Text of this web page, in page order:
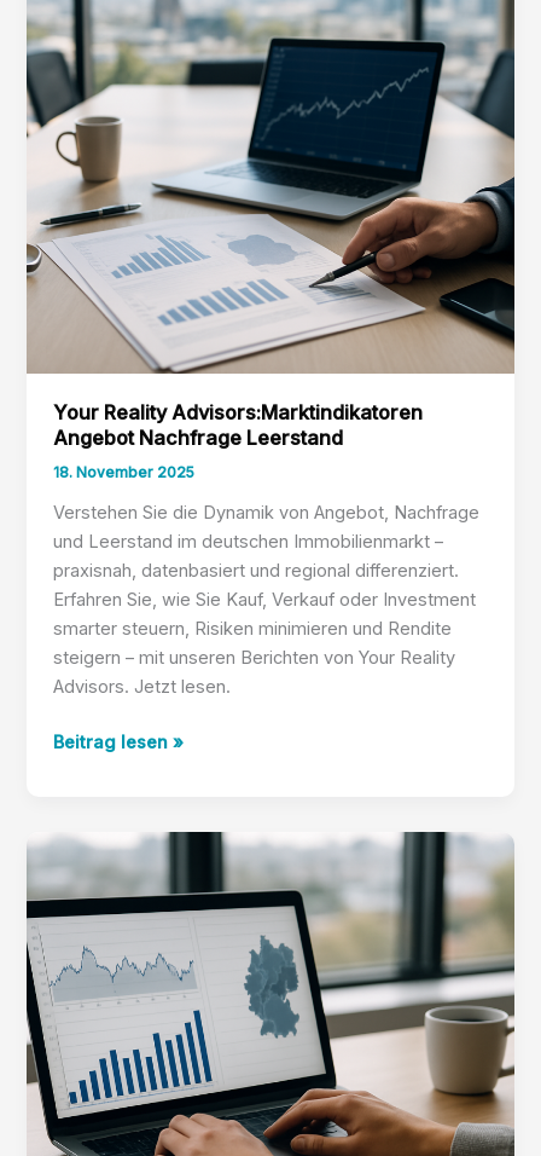
Your Reality Advisors:Marktindikatoren
Angebot Nachfrage Leerstand
18. November 2025
Verstehen Sie die Dynamik von Angebot, Nachfrage
und Leerstand im deutschen Immobilienmarkt –
praxisnah, datenbasiert und regional differenziert.
Erfahren Sie, wie Sie Kauf, Verkauf oder Investment
smarter steuern, Risiken minimieren und Rendite
steigern – mit unseren Berichten von Your Reality
Advisors. Jetzt lesen.
Your
Nachfrage
Leerstand
Beitrag lesen »